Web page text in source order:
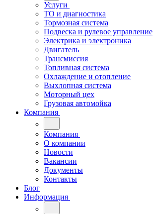
Услуги
ТО и диагностика
Тормозная система
Подвеска и рулевое управление
Электрика и электроника
Двигатель
Трансмиссия
Топливная система
Охлаждение и отопление
Выхлопная система
Моторный цех
Грузовая автомойка
Компания
Компания
О компании
Новости
Вакансии
Документы
Контакты
Блог
Информация